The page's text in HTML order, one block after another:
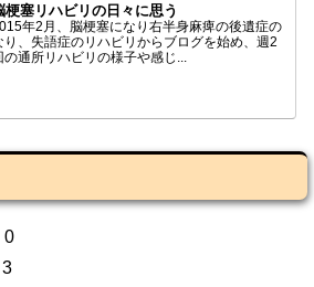
梗塞リハビリの日々に思う
年2月、脳梗塞になり右半身麻痺の後遺症の
り、失語症のリハビリからブログを始め、週2
の通所リハビリの様子や感じ...
0
3